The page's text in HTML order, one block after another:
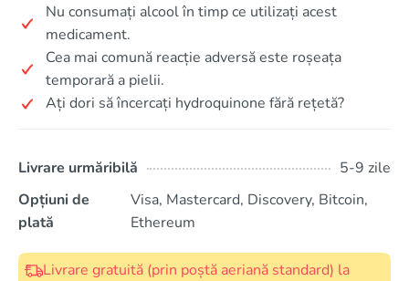
Nu consumați alcool în timp ce utilizați acest
medicament.
Cea mai comună reacție adversă este roșeața
temporară a pielii.
Ați dori să încercați hydroquinone fără rețetă?
Livrare urmăribilă
5-9 zile
Opțiuni de
plată
Visa, Mastercard, Discovery, Bitcoin,
Ethereum
Livrare gratuită (prin poștă aeriană standard) la